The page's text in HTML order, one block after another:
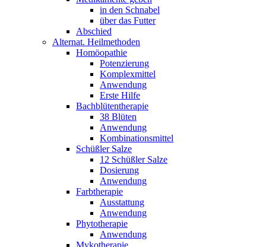
in den Schnabel
über das Futter
Abschied
Alternat. Heilmethoden
Homöopathie
Potenzierung
Komplexmittel
Anwendung
Erste Hilfe
Bachblütentherapie
38 Blüten
Anwendung
Kombinationsmittel
Schüßler Salze
12 Schüßler Salze
Dosierung
Anwendung
Farbtherapie
Ausstattung
Anwendung
Phytotherapie
Anwendung
Mykotherapie